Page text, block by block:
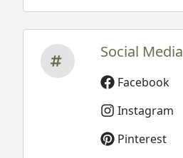
Social Media
Facebook
Instagram
Pinterest